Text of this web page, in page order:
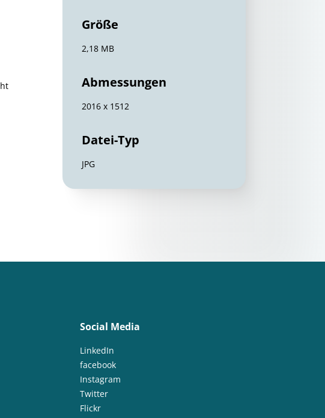
Größe
2,18 MB
Abmessungen
2016 x 1512
Datei-Typ
JPG
Social Media
LinkedIn
facebook
Instagram
Twitter
Flickr